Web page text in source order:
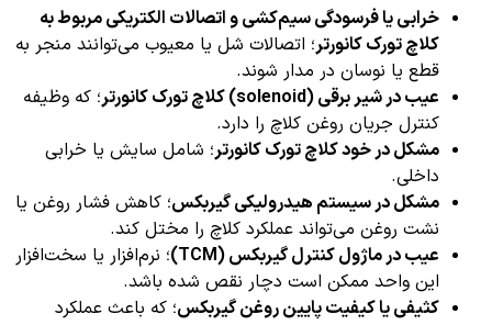
خرابی یا فرسودگی سیم‌کشی و اتصالات الکتریکی مربوط به
کلاچ تورک کانورتر؛ اتصالات شل یا معیوب می‌توانند منجر به
قطع یا نوسان در مدار شوند.
عیب در شیر برقی (solenoid) کلاچ تورک کانورتر
؛ که وظیفه
کنترل جریان روغن کلاچ را دارد.
مشکل در خود کلاچ تورک کانورتر؛ شامل سایش یا خرابی
داخلی.
مشکل در سیستم هیدرولیکی گیربکس؛ کاهش فشار روغن یا
نشت روغن می‌تواند عملکرد کلاچ را مختل کند.
عیب در ماژول کنترل گیربکس (TCM)
؛ نرم‌افزار یا سخت‌افزار
این واحد ممکن است دچار نقص شده باشد.
کثیفی یا کیفیت پایین روغن گیربکس؛ که باعث عملکرد